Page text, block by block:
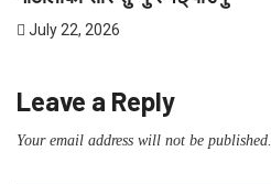
July 22, 2026
Leave a Reply
Your email address will not be published.